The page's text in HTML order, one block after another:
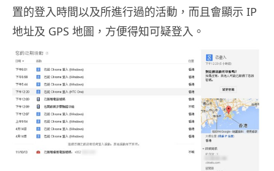
置的登入時間以及所進行過的活動，而且會顯示 IP
地址及 GPS 地圖，方便得知可疑登入。